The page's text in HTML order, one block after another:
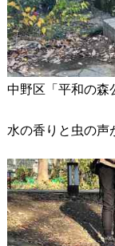
中野区「平和の森
水の香りと虫の声